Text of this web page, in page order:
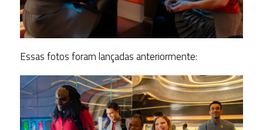
Essas fotos foram lançadas anteriormente: